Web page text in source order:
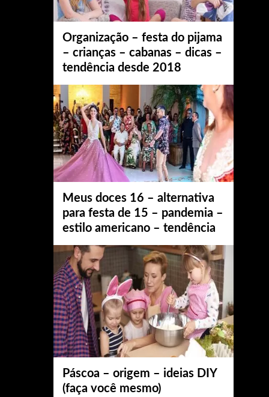
Organização – festa do pijama
– crianças – cabanas – dicas –
tendência desde 2018
Meus doces 16 – alternativa
para festa de 15 – pandemia –
estilo americano – tendência
Páscoa – origem – ideias DIY
(faça você mesmo)